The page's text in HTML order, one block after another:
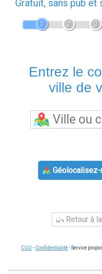
Gratuit, sans pub et
1 2 3
Entrez le
ville de
Géolocalisez-
Retour à
CGU - Confidentialité- Service